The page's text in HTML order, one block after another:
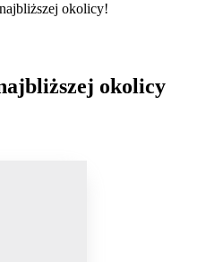
okolicy!
okolicy